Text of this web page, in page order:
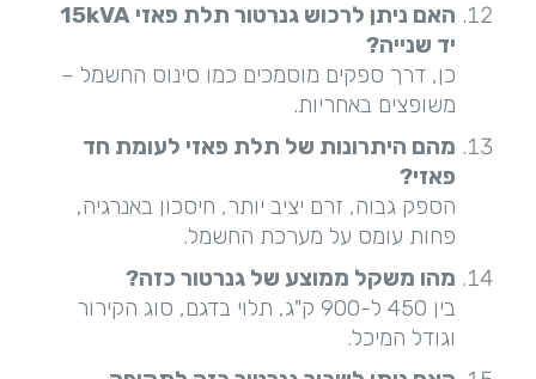
האם ניתן לרכוש גנרטור תלת פאזי 15 kVA
יד שנייה?
כן, דרך ספקים מוסמכים כמו סינוס החשמל –
משופצים באחריות.
מהם היתרונות של תלת פאזי לעומת חד
פאזי?
הספק גבוה, זרם יציב יותר, חיסכון באנרגיה,
פחות עומס על מערכת החשמל.
מהו משקל ממוצע של גנרטור כזה?
בין 450 ל-900 ק"ג, תלוי בדגם, סוג הקירור
וגודל המיכל.